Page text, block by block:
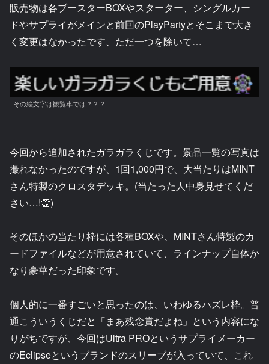
販売物は各ブースターBOXやスターター、シングルカー
ドやサプライがメインと前回のPlayPartyとそこまで大き
く変更はなかったです、ただ一つを除いて…
その絵文字は観覧車では？？？
今回から追加されたガラガラくじです。景品一覧の写真は
撮れなかったのですが、1回1,000円で、大当たりはMINT
さん特製のクロスタデッキ。(当たった人中身見せてくだ
さい…!👏)
そのほかの当たり枠には各種BOXや、MINTさん特製のカ
ードファイルなどが用意されていて、ラインナップ自体か
なり豪華だった印象です。
個人的に一番すごいと思ったのは、いわゆるハズレ枠。普
通こういうくじだと「まあ残念賞だよね」という内容にな
りがちですが、今回はUltra PROというサプライメーカー
のEclipseというブランドのスリーブが入っていて、これ